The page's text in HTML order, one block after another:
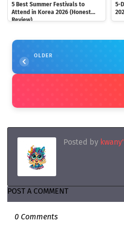
5 Best Summer Festivals to
Attend in Korea 2026 (Honest
Review)
5-
OLDER
Posted by
POST A COMMENT
0 Comments